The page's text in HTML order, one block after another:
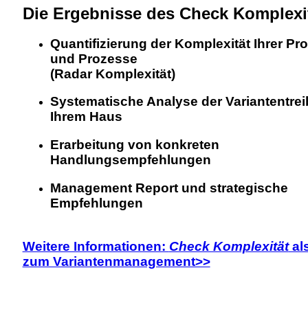
Die Ergebnisse des Check
Quantifizierung der Komplexität Ihrer
und Prozesse
(Radar Komplexität)
Systematische Analyse der
Ihrem Haus
Erarbeitung von konkreten
Handlungsempfehlungen
Management Report und strategische
Empfehlungen
Weitere Informationen: Check Komplexität
zum Variantenmanagement>>